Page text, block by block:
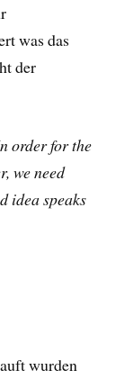
was das
der
order for the
we need
idea speaks
wurden